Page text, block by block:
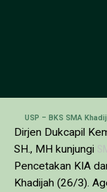
Dirjen Dukcapil
SH., MH kunjungi
Pencetakan KIA
Khadijah (26/3).